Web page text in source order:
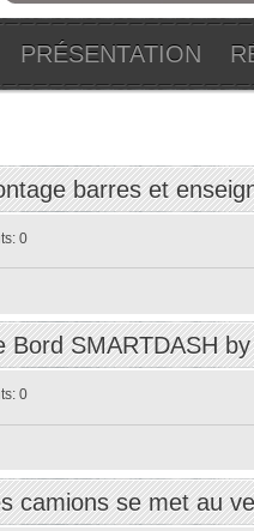
PRÉSENTATION
barres et
0
Bord SMARTDASH
0
camions se met au